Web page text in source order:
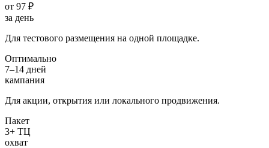
от 97 ₽
за день
Для тестового размещения на одной площадке.
Оптимально
7–14 дней
кампания
Для акции, открытия или локального продвижения.
Пакет
3+ ТЦ
охват